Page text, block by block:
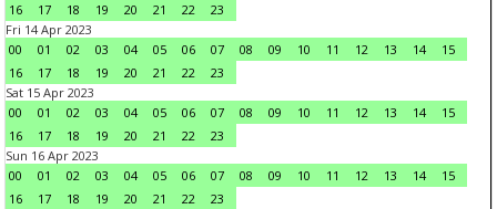
16
17 18 19 20 21 22
23
Fri 14 Apr 2023
00
01 02 03 04 05 06 07 08 09 10 11 12 13 14
15
16
17 18 19 20 21 22
23
Sat 15 Apr 2023
00
01 02 03 04 05 06 07 08 09 10 11 12 13 14
15
16
17 18 19 20 21 22
23
Sun 16 Apr 2023
00
01 02 03 04 05 06 07 08 09 10 11 12 13 14
15
16
17 18 19 20 21 22
23